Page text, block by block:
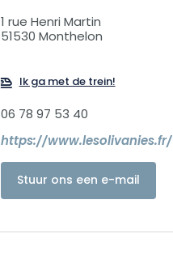
1 rue Henri Martin
51530 Monthelon
Ik ga met de trein!
06 78 97 53 40
https://www.lesolivanies.fr/
Stuur ons een e-mail